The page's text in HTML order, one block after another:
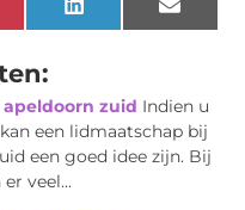
LinkedInEmail
zuid Indien u
een lidmaatschap bij
een goed idee zijn. Bij
veel...